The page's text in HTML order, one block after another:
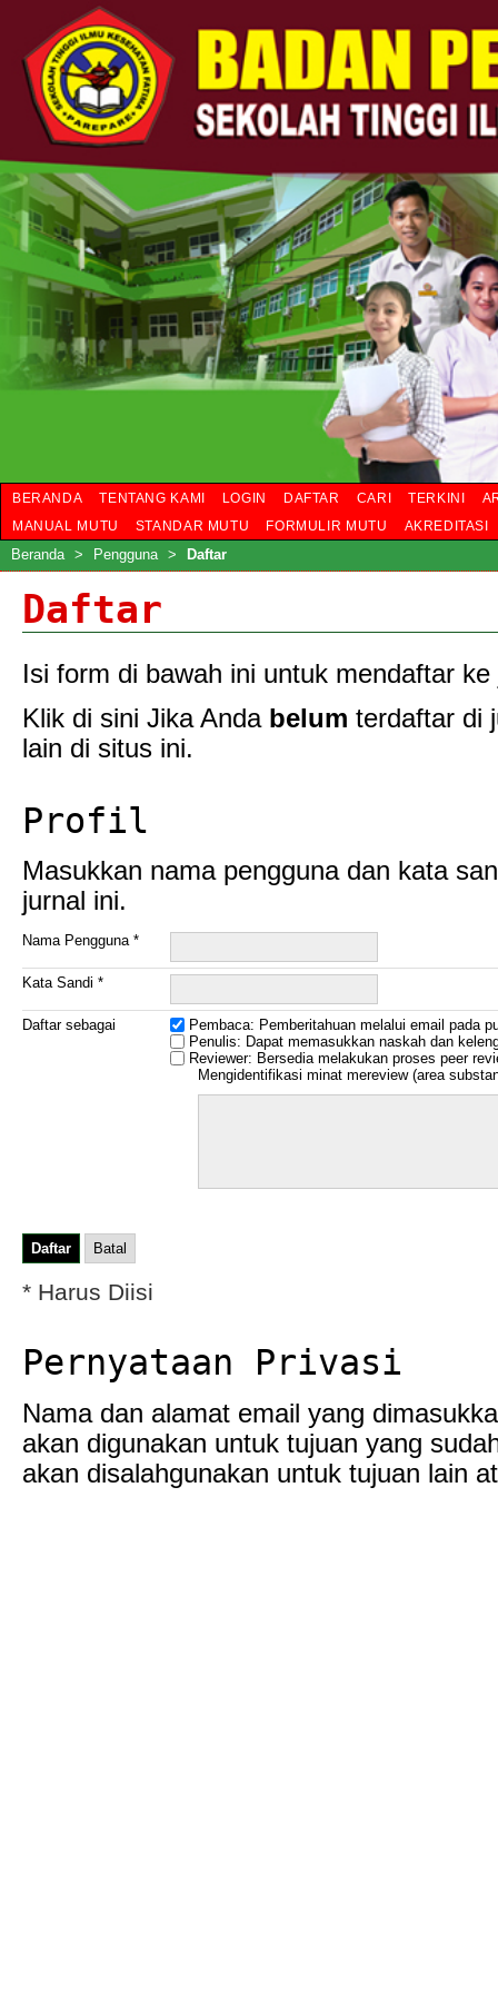
BERANDA TENTANG KAMI LOGIN DAFTAR CARI TERKINI
MANUAL MUTU
STANDAR MUTU FORMULIR MUTU AKREDITASI
Beranda > Pengguna > Daftar
Daftar
Isi form di bawah ini untuk mendaftar ke
Klik di sini Jika Anda belum terdaftar di
lain di situs ini.
Profil
Masukkan nama pengguna dan kata
jurnal ini.
Nama Pengguna *
Kata Sandi *
Daftar sebagai Pembaca: Pemberitahuan melalui email pada
Penulis: Dapat memasukkan naskah dan
Reviewer: Bersedia melakukan proses peer
Mengidentifikasi minat mereview (area
* Harus Diisi
Pernyataan Privasi
Nama dan alamat email yang
akan digunakan untuk tujuan yang
akan disalahgunakan untuk tujuan lain